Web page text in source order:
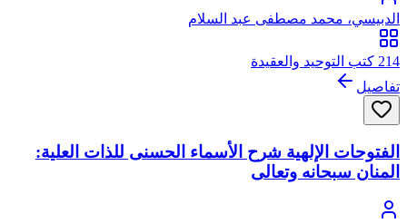
الدبيسي، محمد مصطفى عبد السلام
214 كتب التوحيد والعقيدة
تفاصيل
الفتوحات الإلهية شرح الأسماء الحسنى للذات العلية:
المنان سبحانه وتعالى